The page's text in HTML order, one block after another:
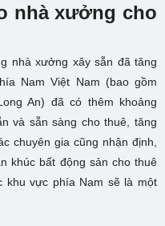
nhà xưởng cho
nhà xưởng xây sẵn đã tăng
Nam Việt Nam (bao gồm
An) đã có thêm khoảng
và sẵn sàng cho thuê, tăng
chuyên gia cũng nhận định,
khúc bất động sản cho thuê
khu vực phía Nam sẽ là một